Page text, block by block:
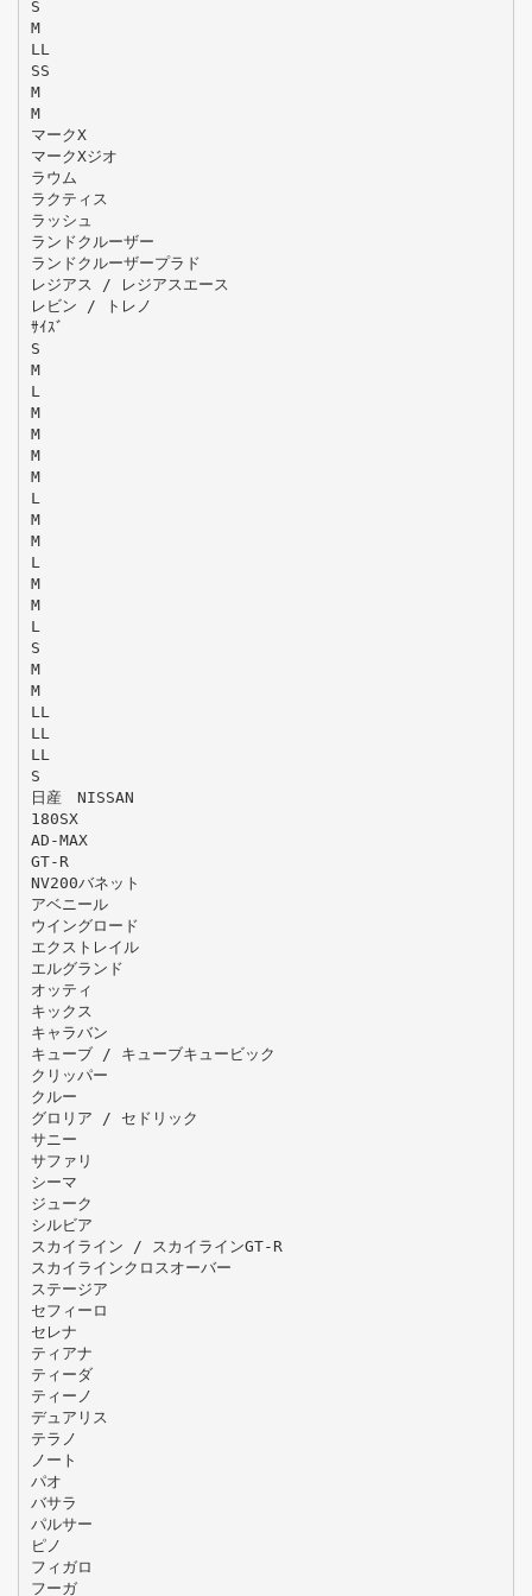
S
M
LL
SS
M
M
マークX
マークXジオ
ラウム
ラクティス
ラッシュ
ランドクルーザー
ランドクルーザープラド
レジアス / レジアスエース
レビン / トレノ
ｻｲｽﾞ
S
M
L
M
M
M
M
L
M
M
L
M
M
L
S
M
M
LL
LL
LL
S
日産 NISSAN
180SX
AD-MAX
GT-R
NV200バネット
アベニール
ウイングロード
エクストレイル
エルグランド
オッティ
キックス
キャラバン
キューブ / キューブキュービック
クリッパー
クルー
グロリア / セドリック
サニー
サファリ
シーマ
ジューク
シルビア
スカイライン / スカイラインGT-R
スカイラインクロスオーバー
ステージア
セフィーロ
セレナ
ティアナ
ティーダ
ティーノ
デュアリス
テラノ
ノート
パオ
バサラ
パルサー
ピノ
フィガロ
フーガ